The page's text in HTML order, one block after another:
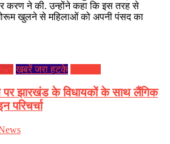
करण ने की. उन्होंने कहा कि इस तरह से
खुलने से महिलाओं को अपनी पंसद का
ख़बरें जरा हटके
पर झारखंड के विधायकों के साथ लैंगिक